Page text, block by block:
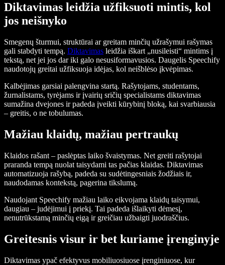
Diktavimas leidžia užfiksuoti mintis, kol
jos neišnyko
Smegenų šturmui, struktūrai ar greitam minčių užrašymui rašymas
gali stabdyti tempą. Diktavimas leidžia iškart „nusileisti“ mintims į
tekstą, net jei jos dar iki galo nesusiformavusios. Daugelis Speechify
naudotojų greitai užfiksuoja idėjas, kol neišblėso įkvėpimas.
Kalbėjimas garsiai palengvina startą. Rašytojams, studentams,
žurnalistams, tyrėjams ir įvairių sričių specialistams diktavimas
sumažina dvejones ir padeda įveikti kūrybinį bloką, kai svarbiausia
– greitis, o ne tobulumas.
Mažiau klaidų, mažiau pertraukų
Klaidos rašant – paslėptas laiko švaistymas. Net greiti rašytojai
praranda tempą nuolat taisydami tas pačias klaidas. Diktavimas
automatizuoja rašybą, padeda su sudėtingesniais žodžiais ir,
naudodamas kontekstą, pagerina tikslumą.
Naudojant Speechify mažiau laiko eikvojama klaidų taisymui,
daugiau – judėjimui į priekį. Tai padeda išlaikyti dėmesį,
nenutrūkstamą minčių eigą ir greičiau užbaigti juodraščius.
Greitesnis visur ir bet kuriame įrenginyje
Diktavimas ypač efektyvus mobiliuosiuose įrenginiuose, kur